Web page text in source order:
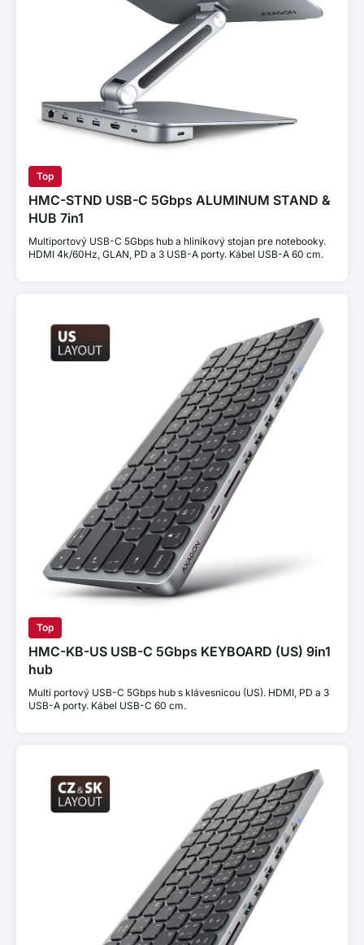
Top
HMC-STND USB-C 5Gbps ALUMINUM STAND &
HUB 7in1
Multiportový USB-C 5Gbps hub a hliníkový stojan pre notebooky.
HDMI 4k/60Hz, GLAN, PD a 3 USB-A porty. Kábel USB-A 60 cm.
Top
HMC-KB-US USB-C 5Gbps KEYBOARD (US) 9in1
hub
Multi portový USB-C 5Gbps hub s klávesnicou (US). HDMI, PD a 3
USB-A porty. Kábel USB-C 60 cm.